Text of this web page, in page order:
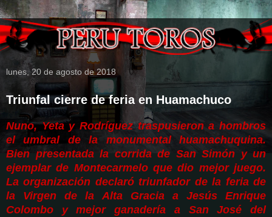
lunes, 20 de agosto de 2018
Triunfal cierre de feria en Huamachuco
Nuno, Yeta y Rodríguez traspusieron a hombros
el umbral de la monumental huamachuquina.
Bien presentada la corrida de San Simón y un
ejemplar de Montecarmelo que dio mejor juego.
La organización declaró triunfador de la feria de
la Virgen de la Alta Gracia a Jesús Enrique
Colombo y mejor ganadería a San José del